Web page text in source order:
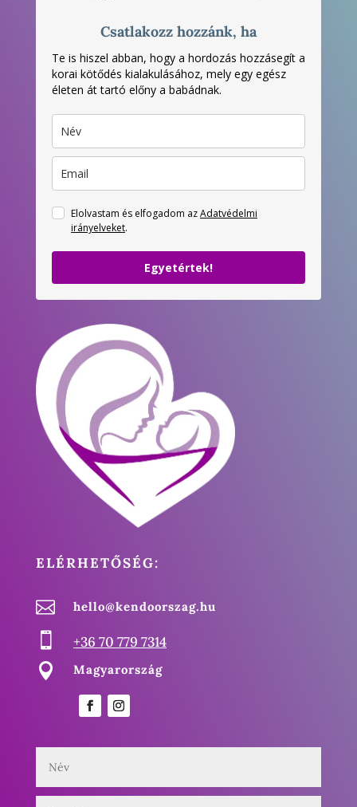
Csatlakozz hozzánk, ha
Te is hiszel abban, hogy a hordozás hozzásegít a
korai kötődés kialakulásához, mely egy egész
életen át tartó előny a babádnak.
Elolvastam és elfogadom azAdatvédelmi
irányelveket.
Egyetértek!
ELÉRHETŐSÉG:
 hello@kendoorszag.hu
 +36 70 779 7314
 Magyarország